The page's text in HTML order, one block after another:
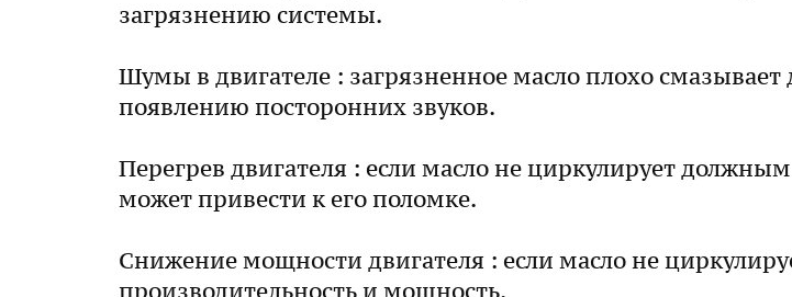
загрязнению системы.
Шумы в двигателе : загрязненное масло плохо
появлению посторонних звуков.
Перегрев двигателя : если масло не циркулирует
может привести к его поломке.
Снижение мощности двигателя : если масло не